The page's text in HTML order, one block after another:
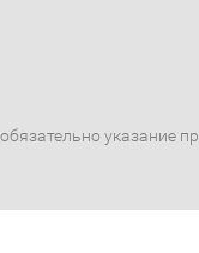
указание